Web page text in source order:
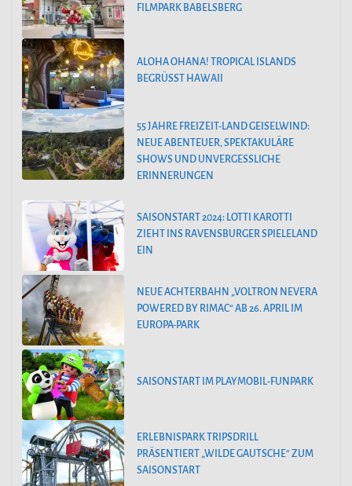
FILMPARK BABELSBERG
ALOHA OHANA! TROPICAL ISLANDS
BEGRÜSST HAWAII
55 JAHRE FREIZEIT-LAND GEISELWIND:
NEUE ABENTEUER, SPEKTAKULÄRE
SHOWS UND UNVERGESSLICHE
ERINNERUNGEN
SAISONSTART 2024: LOTTI KAROTTI
ZIEHT INS RAVENSBURGER SPIELELAND
EIN
NEUE ACHTERBAHN „VOLTRON NEVERA
POWERED BY RIMAC“ AB 26. APRIL IM
EUROPA-PARK
SAISONSTART IM PLAYMOBIL-FUNPARK
ERLEBNISPARK TRIPSDRILL
PRÄSENTIERT „WILDE GAUTSCHE“ ZUM
SAISONSTART